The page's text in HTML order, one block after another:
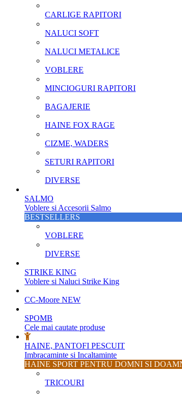
CARLIGE RAPITORI
NALUCI SOFT
NALUCI METALICE
VOBLERE
MINCIOGURI RAPITORI
BAGAJERIE
HAINE FOX RAGE
CIZME, WADERS
SETURI RAPITORI
DIVERSE
SALMO
Voblere si Accesorii Salmo
BESTSELLERS
VOBLERE
DIVERSE
STRIKE KING
Voblere si Naluci Strike King
CC-Moore NEW
SPOMB
Cele mai cautate produse
HAINE, PANTOFI PESCUIT
Imbracaminte si Incaltaminte
HAINE SPORT PENTRU DOMNI SI
TRICOURI